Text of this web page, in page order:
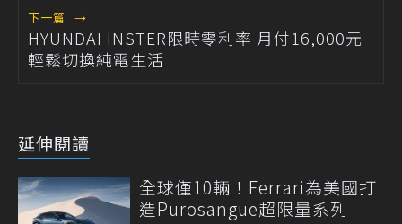
下一篇 →
HYUNDAI INSTER限時零利率 月付16,000元
輕鬆切換純電生活
延伸閱讀
全球僅10輛！Ferrari為美國打
造Purosangue超限量系列